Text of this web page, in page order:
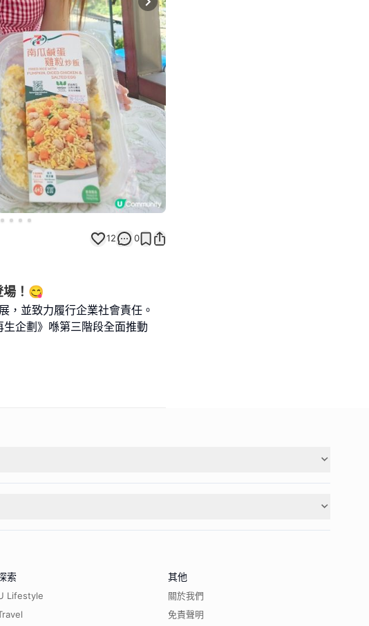
Next slide
12 0
場！😋
，並致力履行企業社會責任。
企劃》喺第三階段全面推動
索
Lifestyle
其他
關於我們
免責聲明